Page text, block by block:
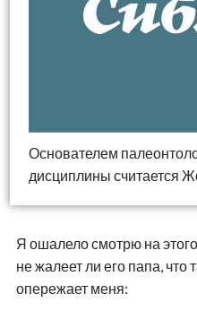
Основателем
дисциплины считается
Я ошалело смотрю на
не жалеет ли его папа, что
опережает меня: